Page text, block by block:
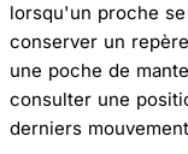
lorsqu'un proche
conserver un
une poche de
consulter une
derniers